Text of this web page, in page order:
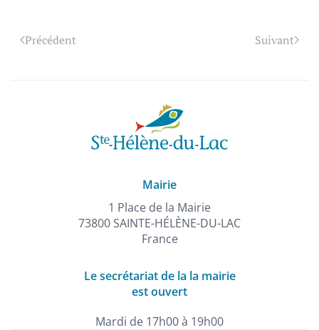
Précédent Suivant
Mairie
1 Place de la Mairie
73800 SAINTE-HÉLÈNE-DU-LAC
France
Le secrétariat de la la mairie
est ouvert
Mardi de 17h00 à 19h00